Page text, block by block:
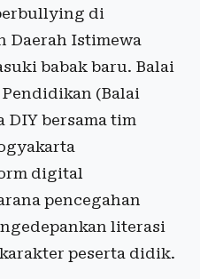
di
Istimewa
babak baru. Balai
(Balai
bersama tim
digital
pencegahan
literasi
peserta didik.